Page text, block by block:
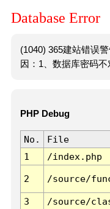
Database Error
(1040) 365建站错误
因：1、数据库密码不
PHP Debug
No. File
1
/index.php
2 /source/
3 /source/